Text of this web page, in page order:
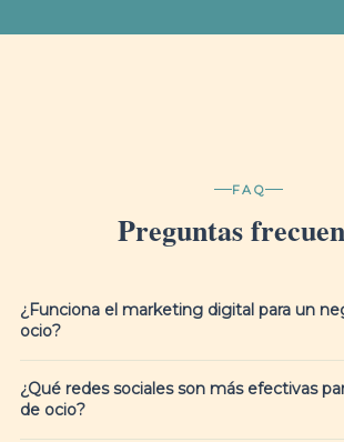
FAQ
Preguntas
¿Funciona el marketing digital para un
ocio?
¿Qué redes sociales son más efectivas
de ocio?